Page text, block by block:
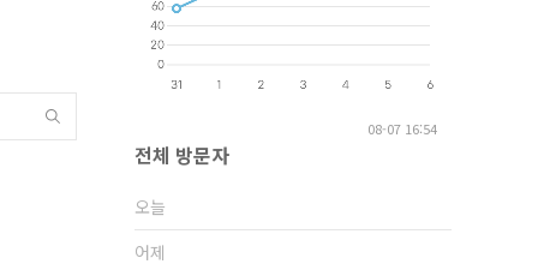
08-07 16:54
전체 방문자
오늘
어제